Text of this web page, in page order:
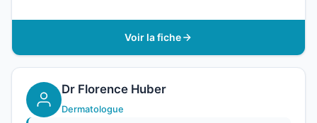
Voir la fiche
Dr Florence Huber
Dermatologue